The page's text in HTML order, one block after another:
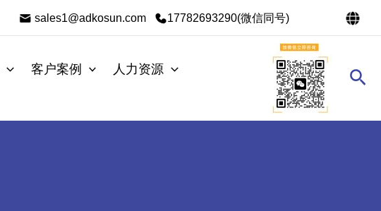
sales1@adkosun.com 17782693290(微信同号)
客户案例
人力资源
搜